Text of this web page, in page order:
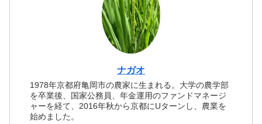
ナガオ
1978年京都府亀岡市の農家に生まれる。大学の農学部
を卒業後、国家公務員、年金運用のファンドマネージ
ャーを経て、2016年秋から京都にUターンし、農業を
始めました。